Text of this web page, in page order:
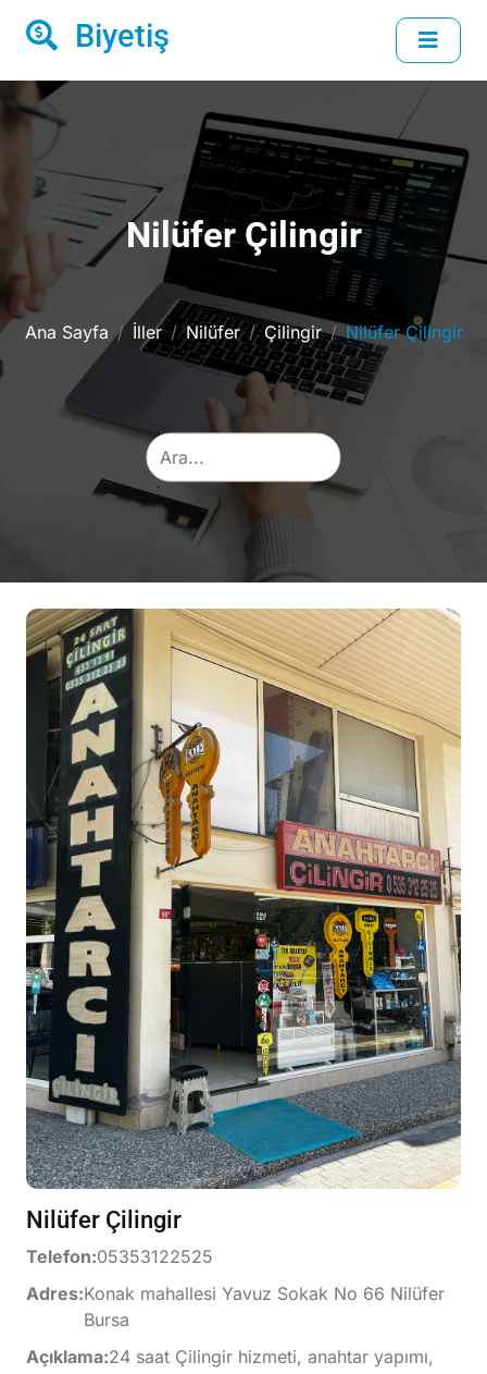
Biyetiş
Nilüfer Çilingir
Ana Sayfa İller Nilüfer Çilingir Nilüfer Çilingir
Nilüfer Çilingir
Telefon:05353122525
Adres:Konak mahallesi Yavuz Sokak No 66 Nilüfer
Bursa
Açıklama:24 saat Çilingir hizmeti, anahtar yapımı,